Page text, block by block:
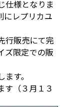
仕様となりま
にレプリカユ
行販売にて完
ズ限定での販
す。
す（３月１３